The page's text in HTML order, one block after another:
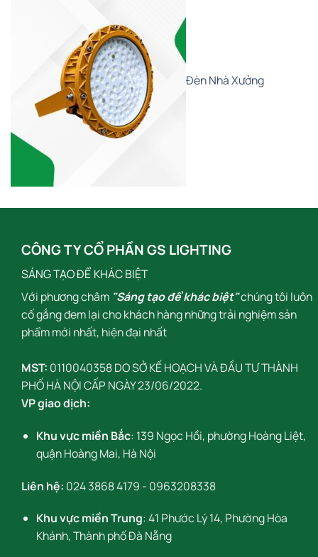
Đèn Nhà Xưởng
CÔNG TY CỔ PHẦN GS LIGHTING
SÁNG TẠO ĐỂ KHÁC BIỆT
Với phương châm "Sáng tạo để khác biệt"chúng tôi luôn
cố gắng đem lại cho khách hàng những trải nghiệm sản
phẩm mới nhất, hiện đại nhất
MST: 0110040358 DO SỞ KẾ HOẠCH VÀ ĐẦU TƯ THÀNH
PHỐ HÀ NỘI CẤP NGÀY 23/06/2022.
VP giao dịch:
Khu vực miền Bắc: 139 Ngọc Hồi, phường Hoàng Liệt,
quận Hoàng Mai, Hà Nội
Liên hệ: 024 3868 4179 - 0963208338
Khu vực miền Trung: 41 Phước Lý 14, Phường Hòa
Khánh, Thành phố Đà Nẵng